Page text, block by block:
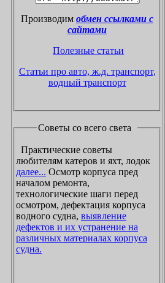
Производим обмен ссылками с
сайтами
Полезные статьи
Статьи про авто, ж.д. транспорт,
водный транспорт
Советы со всего света
Практические советы
любителям катеров и яхт, лодок
далее... Осмотр корпуса пред
началом ремонта,
технологические шаги перед
осмотром, дефектация корпуса
водного судна, выявление
дефектов и их устранение на
различных материалах корпуса
судна.